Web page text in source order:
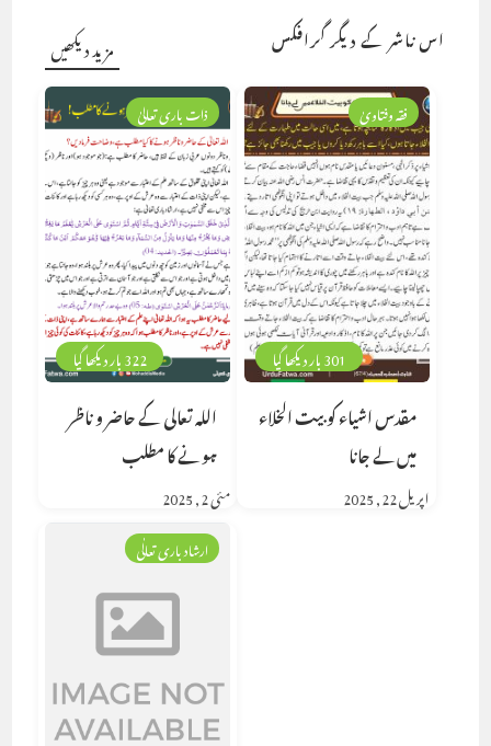
اس ناشر کے دیگر گرافکس مزید دیکھیں
322 بار دیکھا گیا
ذات باری تعالیٰ
اللہ تعالی کے حاضر و ناظر
ہونے کا مطلب
مئی 2, 2025
301 بار دیکھا گیا
فقہ وفتاویٰ
مقدس اشیاء کو بیت الخلاء
میں لے جانا
اپریل 22, 2025
ارشاد باری تعالٰی